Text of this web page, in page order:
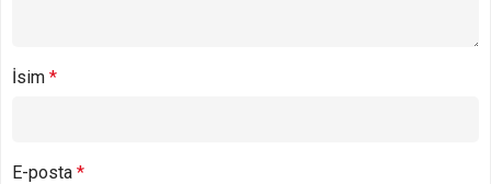
İsim *
E-posta *